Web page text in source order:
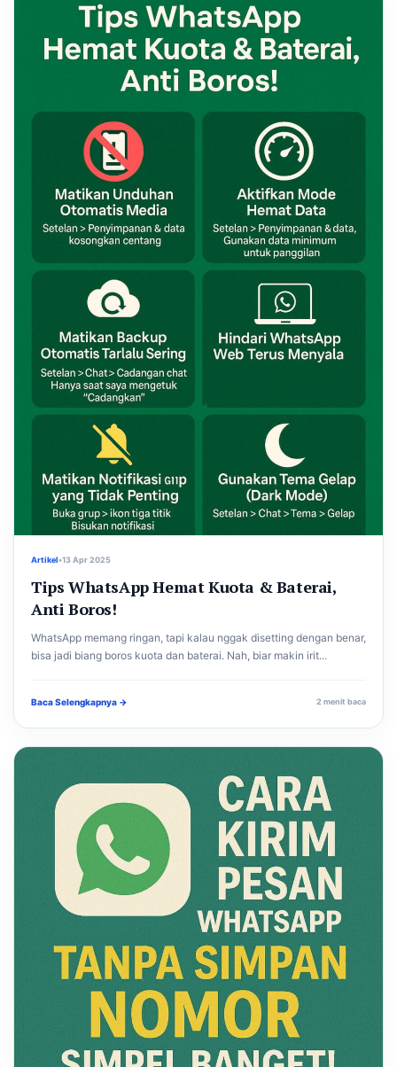
Artikel•13 Apr 2025
Tips WhatsApp Hemat Kuota & Baterai,
Anti Boros!
WhatsApp memang ringan, tapi kalau nggak disetting dengan benar,
bisa jadi biang boros kuota dan baterai. Nah, biar makin irit...
Baca Selengkapnya → 2 menit baca